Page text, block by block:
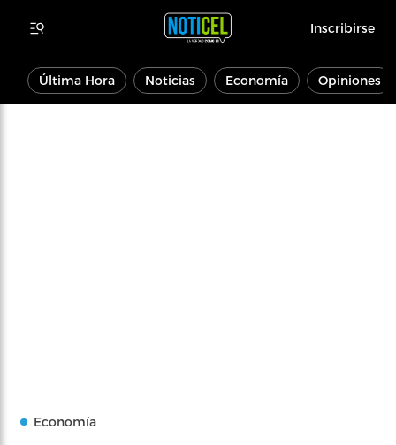
Inscribirse
Última Hora Noticias Economía Opiniones
Economía